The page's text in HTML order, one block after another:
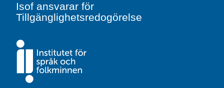
Isof ansvarar för
Tillgänglighetsredogörelse